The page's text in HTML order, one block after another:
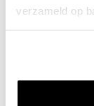
verzameld op